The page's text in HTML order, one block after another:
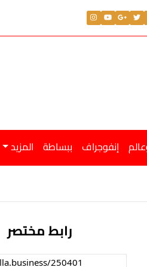
إنفوجراف ببساطة المزيد
رابط مختصر